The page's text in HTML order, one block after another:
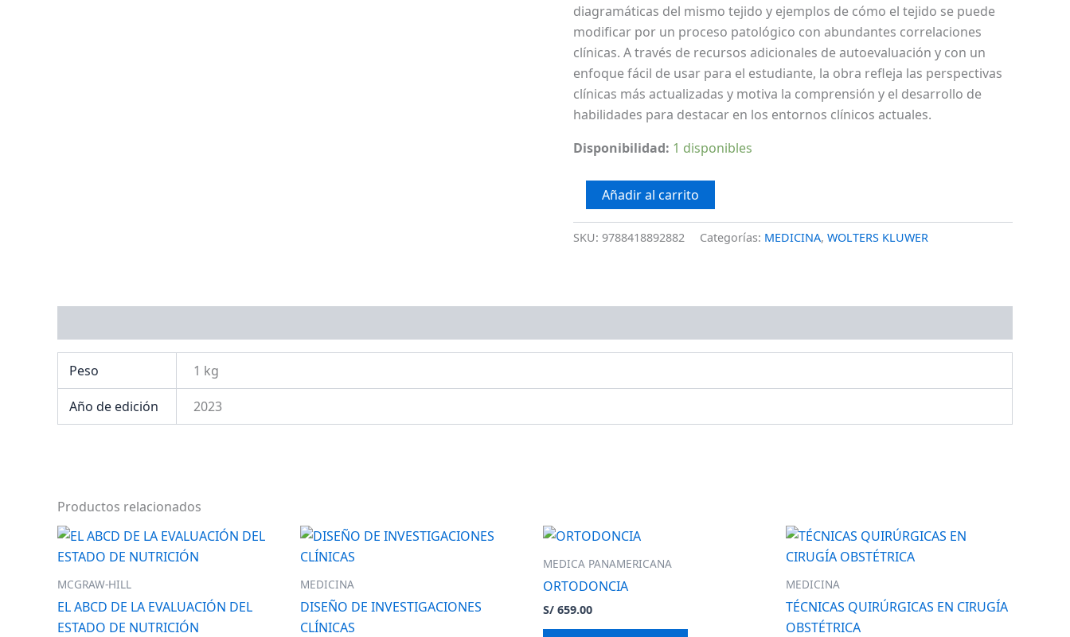
diagramáticas del mismo tejido y ejemplos de cómo el tejido se puede
modificar por un proceso patológico con abundantes correlaciones
clínicas. A través de recursos adicionales de autoevaluación y con un
enfoque fácil de usar para el estudiante, la obra refleja las perspectivas
clínicas más actualizadas y motiva la comprensión y el desarrollo de
habilidades para destacar en los entornos clínicos actuales.
Disponibilidad: 1 disponibles
Añadir al carrito
SKU: 9788418892882 Categorías: MEDICINA, WOLTERS KLUWER
Peso 1 kg
Año de edición 2023
Productos relacionados
MCGRAW-HILL
EL ABCD DE LA EVALUACIÓN DEL
ESTADO DE NUTRICIÓN
MEDICINA
DISEÑO DE INVESTIGACIONES
CLÍNICAS
MEDICA PANAMERICANA
ORTODONCIA
S/ 659.00
MEDICINA
TÉCNICAS QUIRÚRGICAS EN CIRUGÍA
OBSTÉTRICA